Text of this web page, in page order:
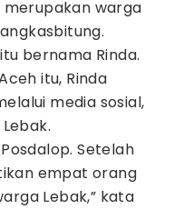
warga
bernama Rinda.
itu, Rinda
media sosial,
Setelah
empat orang
Lebak,” kata